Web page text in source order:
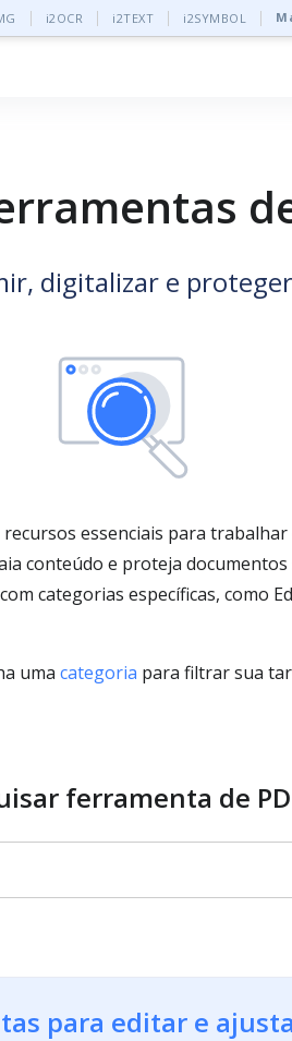
i2OCR i2TEXT i2SYMBOL
digitalizar e
essenciais para
conteúdo e proteja
categorias específicas, como
uma categoria para filtrar sua
ferramenta de
para editar e